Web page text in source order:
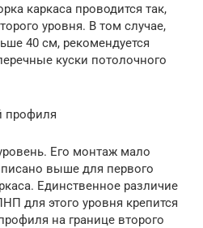
каркаса проводится так,
уровня. В том случае,
40 см, рекомендуется
куски потолочного
профиля
Его монтаж мало
выше для первого
Единственное различие
для этого уровня крепится
на границе второго